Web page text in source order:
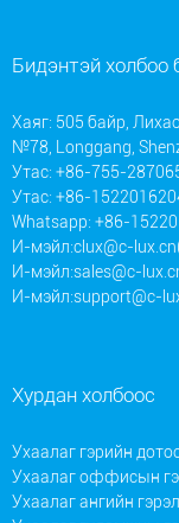
Бидэнтэй холбоо
Хаяг: 505 байр,
№78, Longgang,
Утас: +86-755-
Утас: +86-
Whatsapp: +86-
И-мэйл:clux@c-
И-мэйл:sales@c-
И-мэйл:support@c-
Хурдан холбоос
Ухаалаг гэрийн
Ухаалаг оффисын
Ухаалаг ангийн